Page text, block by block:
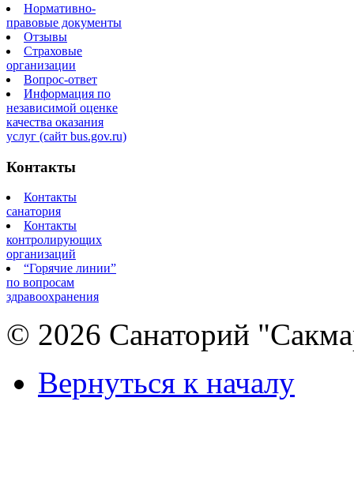
Нормативно-
правовые документы
Отзывы
Страховые
организации
Вопрос-ответ
Информация по
независимой оценке
качества оказания
услуг (сайт bus.gov.ru)
Контакты
Контакты
санатория
Контакты
контролирующих
организаций
“Горячие линии”
по вопросам
здравоохранения
© 2026 Санаторий
Вернуться к началу